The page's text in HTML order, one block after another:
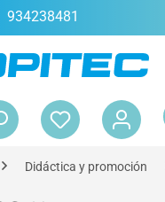
934238481
Didáctica y promoción